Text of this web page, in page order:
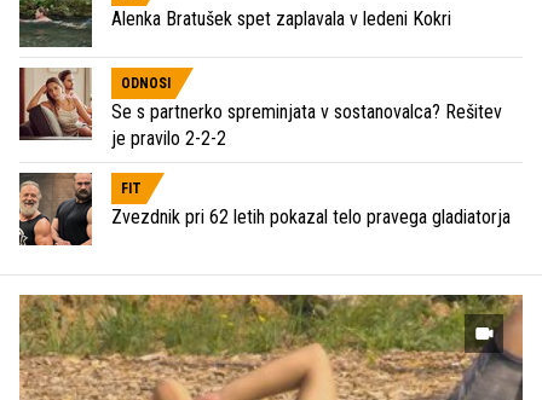
Alenka Bratušek spet zaplavala v ledeni Kokri
ODNOSI
Se s partnerko spreminjata v sostanovalca? Rešitev
je pravilo 2-2-2
FIT
Zvezdnik pri 62 letih pokazal telo pravega gladiatorja